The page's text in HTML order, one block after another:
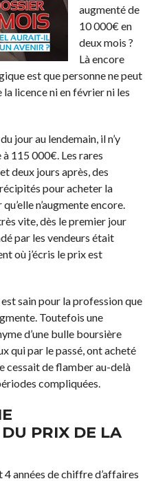
augmenté de
10 000€ en
deux mois ?
Là encore
est que personne ne peut
licence ni en février ni les
jour au lendemain, il n’y
115 000€. Les rares
deux jours après, des
pour acheter la
n’augmente encore.
vite, dès le premier jour
par les vendeurs était
où j’écris le prix est
sain pour la profession que
Toutefois une
d’une bulle boursière
qui par le passé, ont acheté
cessait de flamber au-delà
compliquées.
PRIX DE LA
années de chiffre d’affaires